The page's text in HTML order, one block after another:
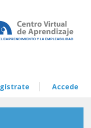
Accede